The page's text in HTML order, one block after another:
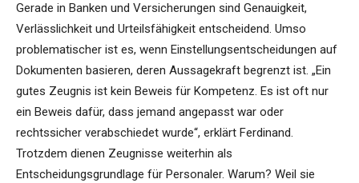
Gerade in Banken und Versicherungen sind Genauigkeit,
Verlässlichkeit und Urteilsfähigkeit entscheidend. Umso
problematischer ist es, wenn Einstellungsentscheidungen auf
Dokumenten basieren, deren Aussagekraft begrenzt ist. „Ein
gutes Zeugnis ist kein Beweis für Kompetenz. Es ist oft nur
ein Beweis dafür, dass jemand angepasst war oder
rechtssicher verabschiedet wurde“, erklärt Ferdinand.
Trotzdem dienen Zeugnisse weiterhin als
Entscheidungsgrundlage für Personaler. Warum? Weil sie